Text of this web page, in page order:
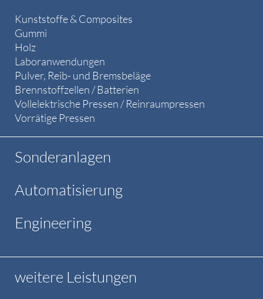
Kunststoffe & Composites
Gummi
Holz
Laboranwendungen
Pulver, Reib- und Bremsbeläge
Brennstoffzellen / Batterien
Vollelektrische Pressen / Reinraumpressen
Vorrätige Pressen
Sonderanlagen
Automatisierung
Engineering
weitere Leistungen